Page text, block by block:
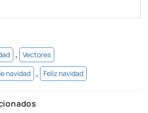
, Vectores
navidad , Feliz navidad